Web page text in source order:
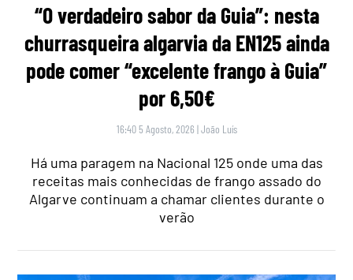
“O verdadeiro sabor da Guia”: nesta
churrasqueira algarvia da EN125 ainda
pode comer “excelente frango à Guia”
por 6,50€
16:40 5 Agosto, 2026 |João Luís
Há uma paragem na Nacional 125 onde uma das
receitas mais conhecidas de frango assado do
Algarve continuam a chamar clientes durante o
verão